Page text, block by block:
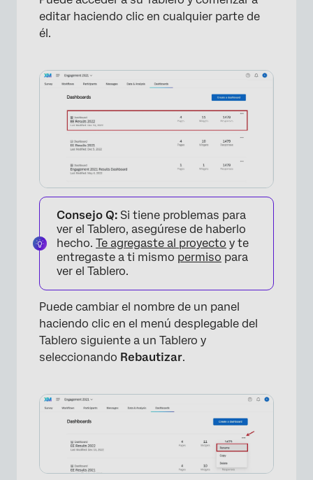
×
editar haciendo clic en cualquier parte de
él.
Consejo Q: Si tiene problemas para
ver el Tablero, asegúrese de haberlo
hecho. Te agregaste al proyecto y te
entregaste a ti mismo permiso para
ver el Tablero.
Puede cambiar el nombre de un panel
haciendo clic en el menú desplegable del
Tablero siguiente a un Tablero y
seleccionando Rebautizar.